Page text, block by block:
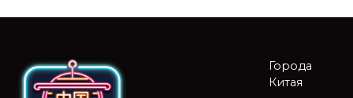
Города
Китая